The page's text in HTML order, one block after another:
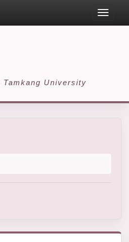
Toggle
Tamkang University